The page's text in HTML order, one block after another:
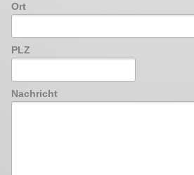
Ort
PLZ
Nachricht